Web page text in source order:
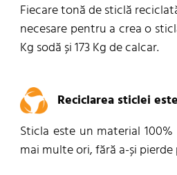
Fiecare tonă de sticlă
necesare pentru a crea o
Kg sodă și 173 Kg de calcar.
Reciclarea sticlei
Sticla este un material
mai multe ori, fără a-și